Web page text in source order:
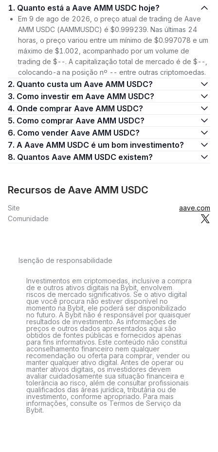
1. Quanto está a Aave AMM USDC hoje?
Em 9 de ago de 2026, o preço atual de trading de Aave
AMM USDC (AAMMUSDC) é $0.999239. Nas últimas 24
horas, o preço variou entre um mínimo de $0.997078 e um
máximo de $1.002, acompanhado por um volume de
trading de $--. A capitalização total de mercado é de $--,
colocando-a na posição nº -- entre outras criptomoedas.
2. Quanto custa um Aave AMM USDC?
3. Como investir em Aave AMM USDC?
4. Onde comprar Aave AMM USDC?
5. Como comprar Aave AMM USDC?
6. Como vender Aave AMM USDC?
7. A Aave AMM USDC é um bom investimento?
8. Quantos Aave AMM USDC existem?
Recursos de Aave AMM USDC
Site
aave.com
Comunidade
Isenção de responsabilidade
Investimentos em criptomoedas, inclusive a compra
de e outros ativos digitais na Bybit, envolvem
riscos de mercado significativos. Se o ativo digital
que você procura não estiver disponível no
momento na Bybit, ele poderá ser disponibilizado
no futuro. A Bybit não é responsável por quaisquer
resultados de investimento. As informações de
preços e outros dados apresentados aqui são
obtidos de fontes públicas e fornecidos apenas
para fins informativos. Este conteúdo não constitui
aconselhamento financeiro nem qualquer
recomendação ou oferta para comprar, vender ou
manter qualquer ativo digital. Antes de operar ou
manter ativos digitais, os investidores devem
avaliar cuidadosamente sua situação financeira e
tolerância ao risco, além de consultar profissionais
qualificados das áreas jurídica, tributária ou de
investimento, conforme apropriado. Para mais
informações, consulte os Termos de Serviço da
Bybit.